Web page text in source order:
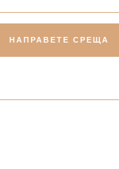
НАПРАВЕТЕ СРЕЩА